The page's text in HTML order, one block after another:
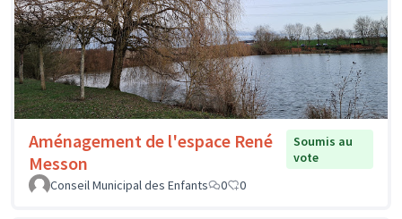
Aménagement de l'espace René
Messon
Soumis au
vote
Conseil Municipal des Enfants
0 0